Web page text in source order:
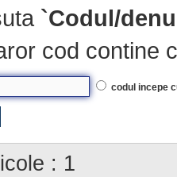
`Codul/
cod contine
codul incepe
: 1